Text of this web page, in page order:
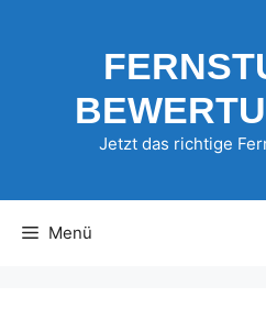
Jetzt das richtige
Menü